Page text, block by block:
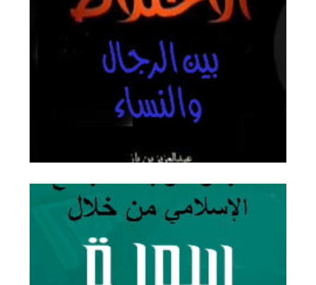
الاختـلاط بين الرجـال والنسـاء
احتجاب المرأة المسلمة عن الرجال الأجانب
وتغطية وجهها أمر واجب